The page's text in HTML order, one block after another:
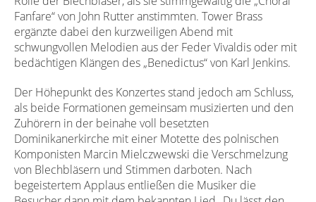
Fanfare“ von John Rutter anstimmten. Tower Brass
ergänzte dabei den kurzweiligen Abend mit
schwungvollen Melodien aus der Feder Vivaldis oder mit
bedächtigen Klängen des „Benedictus“ von Karl Jenkins.
Der Höhepunkt des Konzertes stand jedoch am Schluss,
als beide Formationen gemeinsam musizierten und den
Zuhörern in der beinahe voll besetzten
Dominikanerkirche mit einer Motette des polnischen
Komponisten Marcin Mielczwewski die Verschmelzung
von Blechbläsern und Stimmen darboten. Nach
begeistertem Applaus entließen die Musiker die